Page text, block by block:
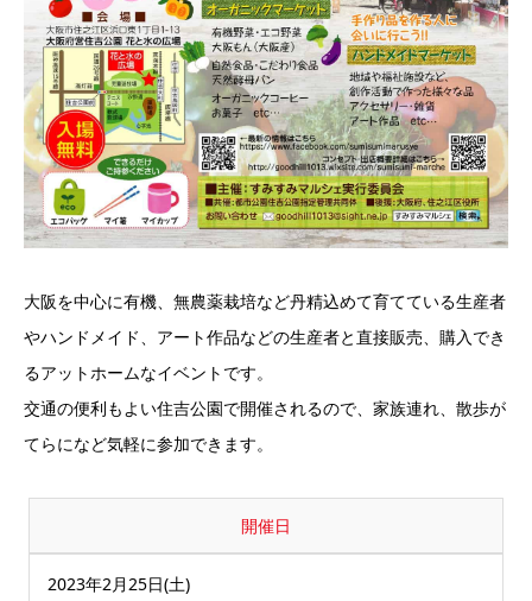
大阪を中心に有機、無農薬栽培など丹精込めて育てている生産者
やハンドメイド、アート作品などの生産者と直接販売、購入でき
るアットホームなイベントです。
交通の便利もよい住吉公園で開催されるので、家族連れ、散歩が
てらになど気軽に参加できます。
開催日
2023年2月25日(土)